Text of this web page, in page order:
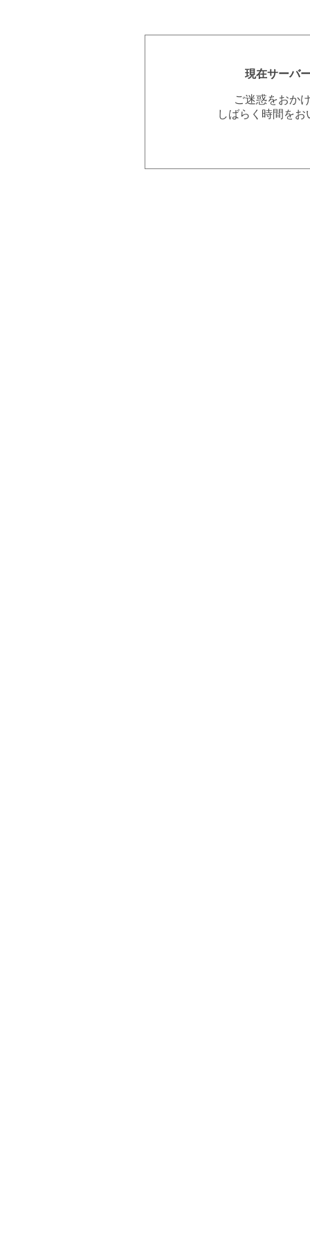
現在サーバ
ご迷惑をおか
しばらく時間を